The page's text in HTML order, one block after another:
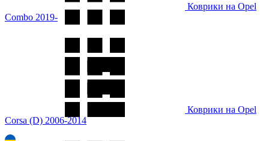
Коврики на Opel
Combo 2019-
Коврики на Opel
Corsa (D) 2006-2014